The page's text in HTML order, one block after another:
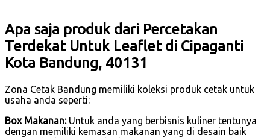
Apa saja produk dari Percetakan
Terdekat Untuk Leaflet di Cipaganti
Kota Bandung, 40131
Zona Cetak Bandung memiliki koleksi produk cetak untuk
usaha anda seperti:
Box Makanan:Untuk anda yang berbisnis kuliner tentunya
dengan memiliki kemasan makanan yang di desain baik